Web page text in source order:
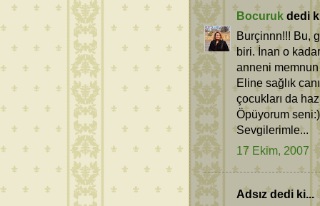
Bocuruk dedi
Burçinnn!!! Bu,
biri. İnan o
anneni
Eline sağlık
çocukları da
Öpüyorum seni:)
Sevgilerimle...
17 Ekim, 2007
Adsız dedi ki...